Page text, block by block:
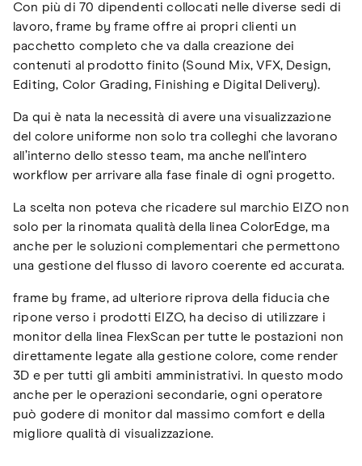
Con più di 70 dipendenti collocati nelle diverse sedi di
lavoro, frame by frame offre ai propri clienti un
pacchetto completo che va dalla creazione dei
contenuti al prodotto finito (Sound Mix, VFX, Design,
Editing, Color Grading, Finishing e Digital Delivery).
Da qui è nata la necessità di avere una visualizzazione
del colore uniforme non solo tra colleghi che lavorano
all’interno dello stesso team, ma anche nell’intero
workflow per arrivare alla fase finale di ogni progetto.
La scelta non poteva che ricadere sul marchio EIZO non
solo per la rinomata qualità della linea ColorEdge, ma
anche per le soluzioni complementari che permettono
una gestione del flusso di lavoro coerente ed accurata.
frame by frame, ad ulteriore riprova della fiducia che
ripone verso i prodotti EIZO, ha deciso di utilizzare i
monitor della linea FlexScan per tutte le postazioni non
direttamente legate alla gestione colore, come render
3D e per tutti gli ambiti amministrativi. In questo modo
anche per le operazioni secondarie, ogni operatore
può godere di monitor dal massimo comfort e della
migliore qualità di visualizzazione.